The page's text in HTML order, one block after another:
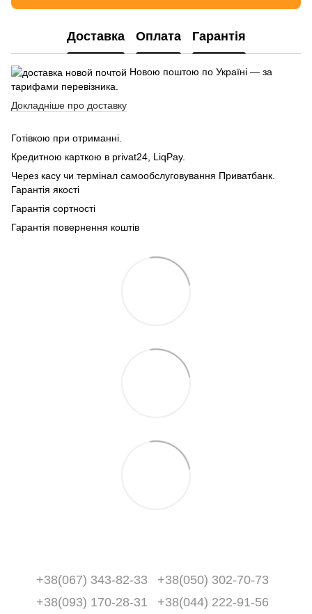
Доставка Оплата Гарантія
Новою поштою по Україні — за
тарифами перевізника.
Докладніше про доставку
Готівкою при отриманні.
Кредитною карткою в privat24, LiqPay.
Через касу чи термінал самообслуговування Приватбанк.
Гарантія якості
Гарантія сортності
Гарантія повернення коштів
+38(067) 343-82-33
+38(050) 302-70-73
+38(093) 170-28-31
+38(044) 222-91-56